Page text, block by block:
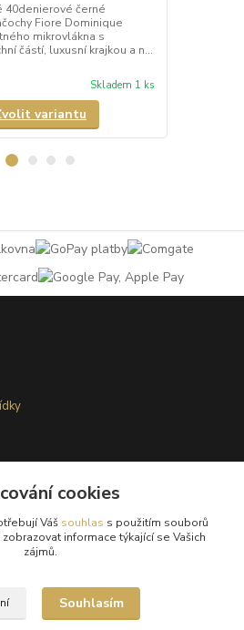
40denierové černé
Fiore Dominique
mikrovlákna s
částí, luxusní krajkou a n...
Skladem 1 ks
variantu
cookies
Váš souhlas s použitím souborů
informace týkající se Vašich
zájmů.
Souhlasím